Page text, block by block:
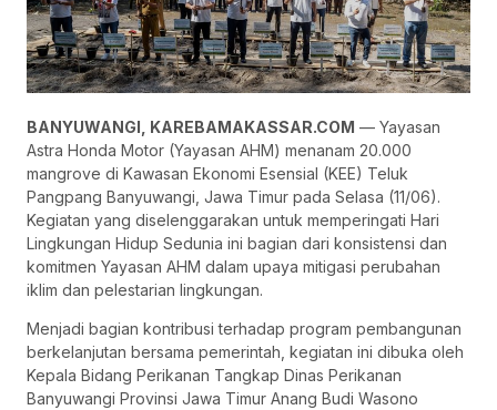
BANYUWANGI, KAREBAMAKASSAR.COM — Yayasan
Astra Honda Motor (Yayasan AHM) menanam 20.000
mangrove di Kawasan Ekonomi Esensial (KEE) Teluk
Pangpang Banyuwangi, Jawa Timur pada Selasa (11/06).
Kegiatan yang diselenggarakan untuk memperingati Hari
Lingkungan Hidup Sedunia ini bagian dari konsistensi dan
komitmen Yayasan AHM dalam upaya mitigasi perubahan
iklim dan pelestarian lingkungan.
Menjadi bagian kontribusi terhadap program pembangunan
berkelanjutan bersama pemerintah, kegiatan ini dibuka oleh
Kepala Bidang Perikanan Tangkap Dinas Perikanan
Banyuwangi Provinsi Jawa Timur Anang Budi Wasono